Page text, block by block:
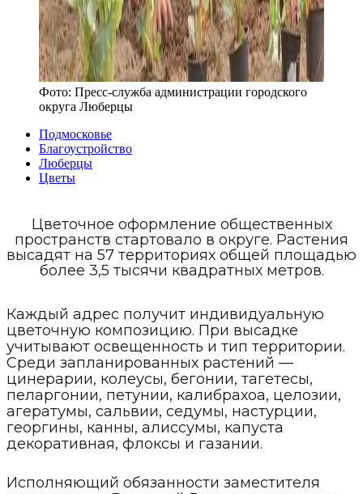
Фото: Пресс-служба администрации городского
округа Люберцы
Подмосковье
Благоустройство
Люберцы
Цветы
Цветочное оформление общественных
пространств стартовало в округе. Растения
высадят на 57 территориях общей площадью
более 3,5 тысячи квадратных метров.
Каждый адрес получит индивидуальную
цветочную композицию. При высадке
учитывают освещенность и тип территории.
Среди запланированных растений —
цинерарии, колеусы, бегонии, тагетесы,
пеларгонии, петунии, калибрахоа, целозии,
агератумы, сальвии, седумы, настурции,
георгины, канны, алиссумы, капуста
декоративная, флоксы и газании.
Исполняющий обязанности заместителя